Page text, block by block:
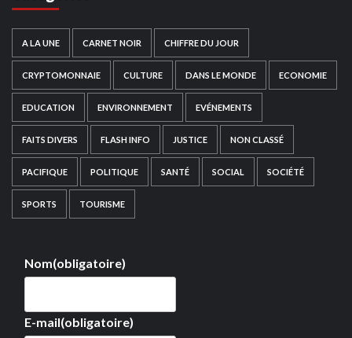
A LA UNE CARNET NOIR CHIFFRE DU JOUR
CRYPTOMONNAIE CULTURE DANS LE MONDE ECONOMIE
EDUCATION ENVIRONNEMENT EVÉNEMENTS
FAITS DIVERS FLASH INFO JUSTICE NON CLASSÉ
PACIFIQUE POLITIQUE SANTÉ SOCIAL SOCIÉTÉ
SPORTS TOURISME
Nom(obligatoire)
E-mail(obligatoire)